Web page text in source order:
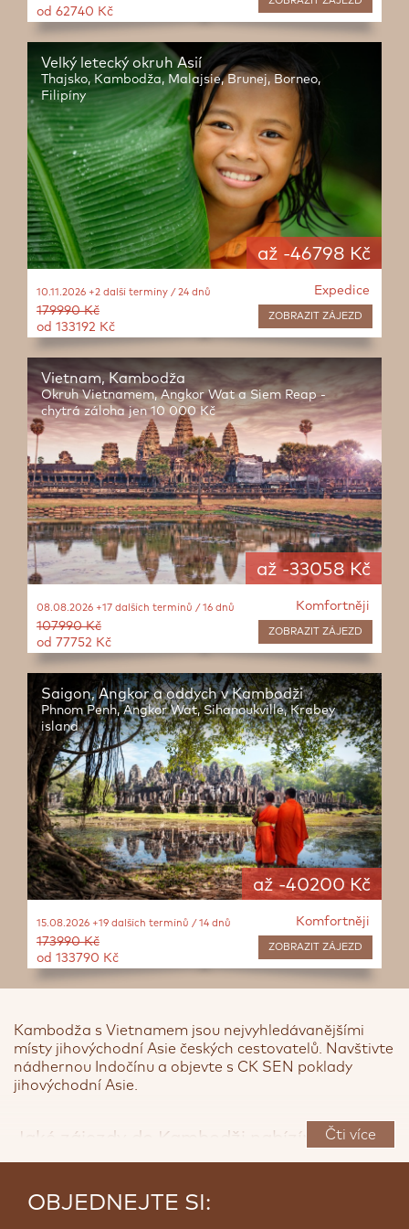
od 62740 Kč
až -46798 Kč
Velký letecký okruh Asií
Thajsko, Kambodža, Malajsie, Brunej, Borneo,
Filipíny
Expedice
ZOBRAZIT ZÁJEZD
10.11.2026 +2 další termíny / 24 dnů
179990 Kč
od 133192 Kč
až -33058 Kč
Vietnam, Kambodža
Okruh Vietnamem, Angkor Wat a Siem Reap -
chytrá záloha jen 10 000 Kč
Komfortněji
ZOBRAZIT ZÁJEZD
08.08.2026 +17 dalších termínů / 16 dnů
107990 Kč
od 77752 Kč
až -40200 Kč
Saigon, Angkor a oddych v Kambodži
Phnom Penh, Angkor Wat, Sihanoukville, Krabey
island
Komfortněji
ZOBRAZIT ZÁJEZD
15.08.2026 +19 dalších termínů / 14 dnů
173990 Kč
od 133790 Kč
< >
Kambodža s Vietnamem jsou nejvyhledávanějšími
místy jihovýchodní Asie českých cestovatelů. Navštivte
nádhernou Indočínu a objevte s CK SEN poklady
jihovýchodní Asie.
Jaké zájezdy do Kambodži nabízíme?
Během 16-denního poznávacího okruhu
Kambodža navštívíte císařské město Hue a
Čti více
OBJEDNEJTE SI: